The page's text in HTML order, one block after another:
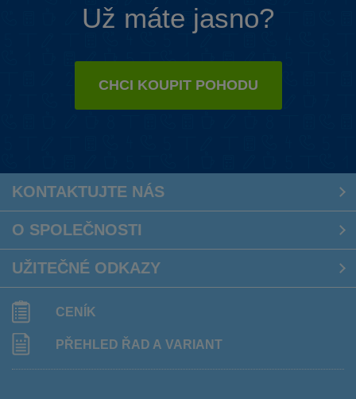
Už máte jasno?
CHCI KOUPIT POHODU
KONTAKTUJTE NÁS
O SPOLEČNOSTI
UŽITEČNÉ ODKAZY
CENÍK
PŘEHLED ŘAD A VARIANT